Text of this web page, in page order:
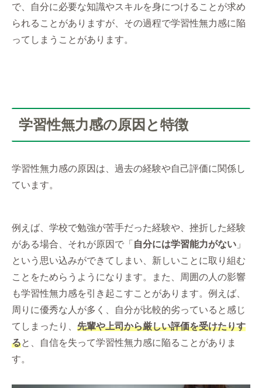
で、自分に必要な知識やスキルを身につけることが求め
られることがありますが、その過程で学習性無力感に陥
ってしまうことがあります。
学習性無力感の原因と特徴
学習性無力感の原因は、過去の経験や自己評価に関係し
ています。
例えば、学校で勉強が苦手だった経験や、挫折した経験
がある場合、それが原因で「 自分には学習能力がない 」
という思い込みができてしまい、新しいことに取り組む
ことをためらうようになります。また、周囲の人の影響
も学習性無力感を引き起こすことがあります。例えば、
周りに優秀な人が多く、自分が比較的劣っていると感じ
てしまったり、 先輩や上司から厳しい評価を受けたりす
ると、自信を失って学習性無力感に陥ることがありま
す。